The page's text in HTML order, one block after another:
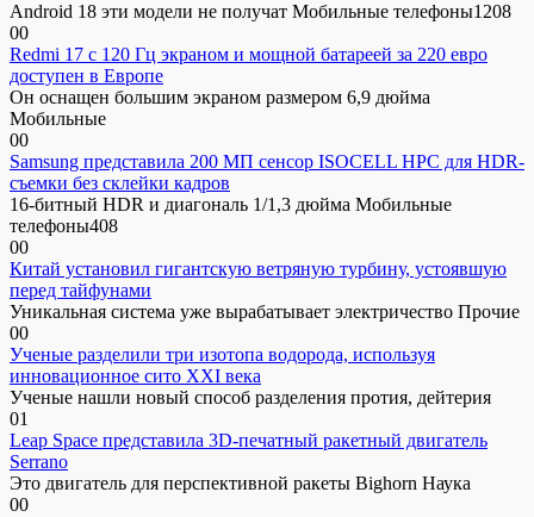
Android 18 эти модели не получат Мобильные телефоны1208
00
Redmi 17 с 120 Гц экраном и мощной батареей за 220 евро
доступен в Европе
Он оснащен большим экраном размером 6,9 дюйма
Мобильные
00
Samsung представила 200 МП сенсор ISOCELL HPC для HDR-
съемки без склейки кадров
16-битный HDR и диагональ 1/1,3 дюйма Мобильные
телефоны408
00
Китай установил гигантскую ветряную турбину, устоявшую
перед тайфунами
Уникальная система уже вырабатывает электричество Прочие
00
Ученые разделили три изотопа водорода, используя
инновационное сито XXI века
Ученые нашли новый способ разделения протия, дейтерия
01
Leap Space представила 3D-печатный ракетный двигатель
Serrano
Это двигатель для перспективной ракеты Bighorn Наука
00